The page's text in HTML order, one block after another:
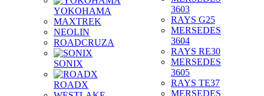
YOKOHAMA
MAXTREK
NEOLIN
ROADCRUZA
SONIX
ROADX
3603
RAYS G25
MERSEDES
3604
RAYS RE30
MERSEDES
3605
RAYS TE37
MERSEDES